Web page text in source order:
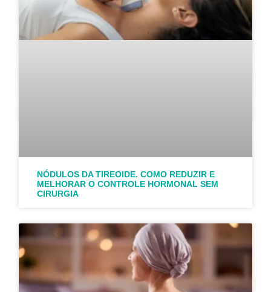
NÓDULOS DA TIREOIDE. COMO REDUZIR E
MELHORAR O CONTROLE HORMONAL SEM
CIRURGIA